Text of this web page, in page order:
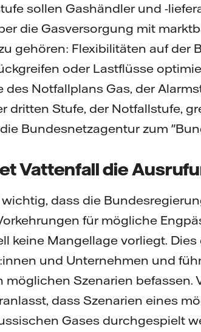
sollen Gashändler und -
die Gasversorgung mit
gehören: Flexibilitäten auf der
oder Lastflüsse
des Notfallplans Gas, der
dritten Stufe, der Notfallstufe,
Bundesnetzagentur zum
Vattenfall die
dass die
für mögliche
keine Mangellage vorliegt.
und Unternehmen und
möglichen Szenarien befassen.
dass Szenarien eines
Gases durchgespielt